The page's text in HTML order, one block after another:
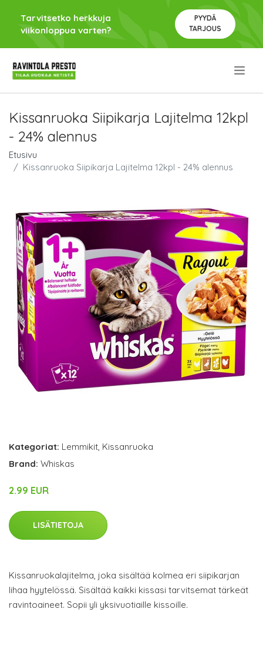
Tarvitsetko herkkuja
viikonloppua varten?
PYYDÄ
TARJOUS
Kissanruoka Siipikarja Lajitelma 12kpl
- 24% alennus
Etusivu
Kissanruoka Siipikarja Lajitelma 12kpl - 24% alennus
Kategoriat: Lemmikit, Kissanruoka
Brand: Whiskas
2.99 EUR
LISÄTIETOJA
Kissanruokalajitelma, joka sisältää kolmea eri siipikarjan
lihaa hyytelössä. Sisältää kaikki kissasi tarvitsemat tärkeät
ravintoaineet. Sopii yli yksivuotiaille kissoille.